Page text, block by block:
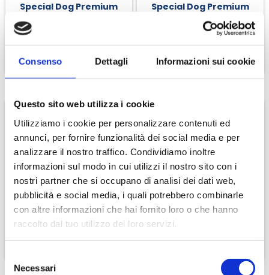
Consenso Dettagli Informazioni sui cookie
Questo sito web utilizza i cookie
Utilizziamo i cookie per personalizzare contenuti ed
annunci, per fornire funzionalità dei social media e per
analizzare il nostro traffico. Condividiamo inoltre
informazioni sul modo in cui utilizzi il nostro sito con i
nostri partner che si occupano di analisi dei dati web,
pubblicità e social media, i quali potrebbero combinarle
con altre informazioni che hai fornito loro o che hanno
raccolto dal tuo utilizzo dei loro servizi.
delNecessari
Special Dog Premium
€ 29,00
CONTINUA
Special Dog Premium
Regular Pollo Fresco
€ 20,32
CONTINUA
-9%
Regina Carta Igienica 8
Rotoloni
€ 11,00 € 10,00
Special Dog Premium
Tonno E Riso
€ 27,50